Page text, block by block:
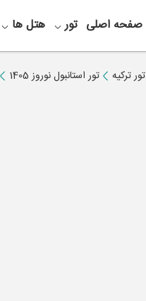
صفحه اصلی تور هتل ها
تور ترکیه تور استانبول نوروز 1405